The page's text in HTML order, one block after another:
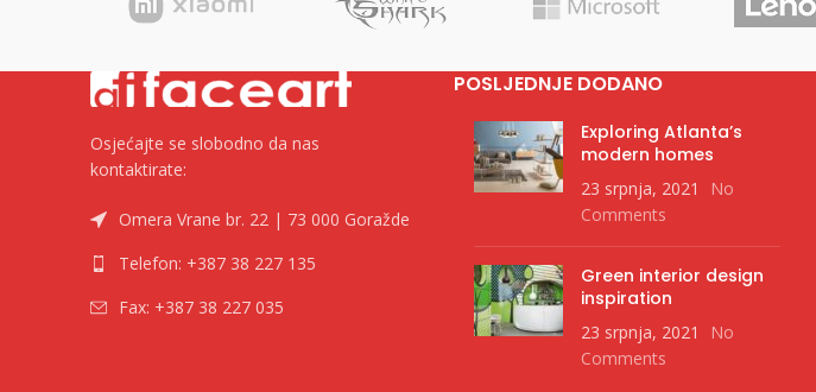
Osjećajte se slobodno da nas
kontaktirate:
Omera Vrane br. 22 | 73 000 Goražde
Telefon: +387 38 227 135
Fax: +387 38 227 035
POSLJEDNJE DODANO
Exploring Atlanta’s
modern homes
23 srpnja, 2021
No
Comments
Green interior design
inspiration
23 srpnja, 2021
No
Comments